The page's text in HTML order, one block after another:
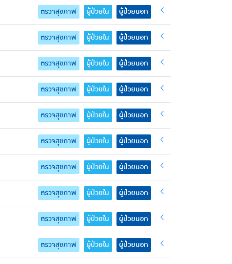
ตรวจสุขภาพ ผู้ป่วยใน ผู้ป่วยนอก
ตรวจสุขภาพ ผู้ป่วยใน ผู้ป่วยนอก
ตรวจสุขภาพ ผู้ป่วยใน ผู้ป่วยนอก
ตรวจสุขภาพ ผู้ป่วยใน ผู้ป่วยนอก
ตรวจสุขภาพ ผู้ป่วยใน ผู้ป่วยนอก
ตรวจสุขภาพ ผู้ป่วยใน ผู้ป่วยนอก
ตรวจสุขภาพ ผู้ป่วยใน ผู้ป่วยนอก
ตรวจสุขภาพ ผู้ป่วยใน ผู้ป่วยนอก
ตรวจสุขภาพ ผู้ป่วยใน ผู้ป่วยนอก
ตรวจสุขภาพ ผู้ป่วยใน ผู้ป่วยนอก